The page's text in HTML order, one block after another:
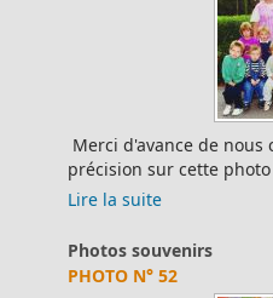
toutes erreurs ou
formu...